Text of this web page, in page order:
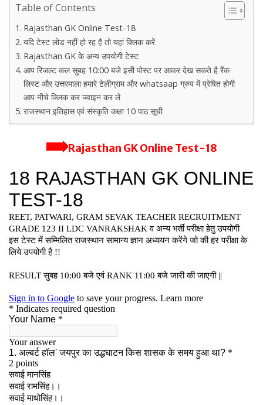
Table of Contents
Rajasthan GK Online Test-18
यदि टेस्ट लोड नहीं हो रह है तो यहां क्लिक करें
Rajasthan GK के अन्य उपयोगी टेस्ट
आप रिजल्ट कल सुबह 10:00 बजे इसी पोस्ट पर आकर देख सकते है रैंक
लिस्ट और उत्तरमाला हमारे टेलीग्राम और whatsaap ग्रुप में प्रेषित होगी
आप नीचे क्लिक कर ज्वाइन कर ले
राजस्थान इतिहास एवं संस्कृति कक्षा 10 पाठ सूची
Rajasthan GK Online Test-18